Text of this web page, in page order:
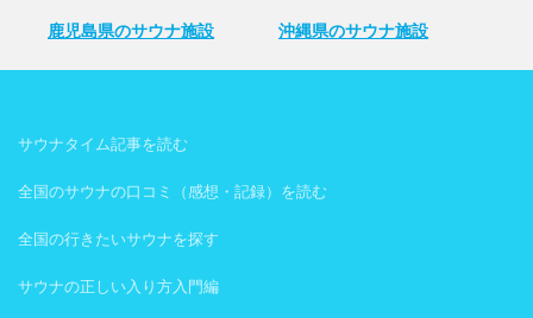
鹿児島県のサウナ施設 沖縄県のサウナ施設
サウナタイム記事を読む
全国のサウナの口コミ（感想・記録）を読む
全国の行きたいサウナを探す
サウナの正しい入り方入門編